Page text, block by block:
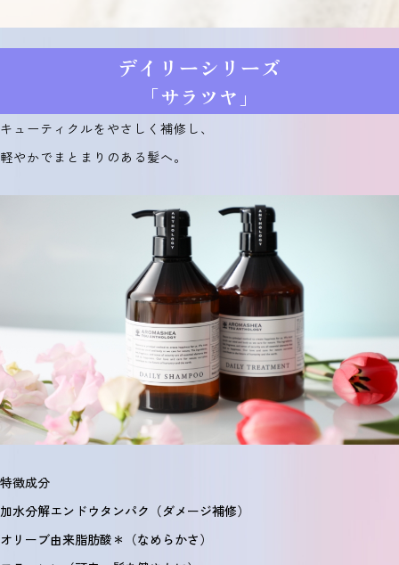
デイリーシリーズ
「サラツヤ」
キューティクルをやさしく補修し、
軽やかでまとまりのある髪へ。
特徴成分
加水分解エンドウタンパク（ダメージ補修）
オリーブ由来脂肪酸＊（なめらかさ）